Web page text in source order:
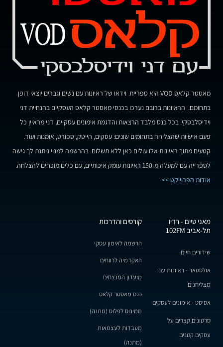
מאסטר קלאס VOD היא ספריית וידאו של ראיונות עם נשים וגברים יוצאי דופן
בתחומם. הראיונות ברובם נערכו בכנסי מאסטר קלאס העסקיים בהנחיית דני
וידיסלבסקי. בכל כנס מלבד הרצאות והדגמת אימונים עסקיים, דני מראיין כל
פעם אישיות שהצליחה בתחומים שונים: עסקים, הייטק, ספורט, אומנות ועוד.
קטעים מתוך ראיונות אלו עולים כאן ללא תשלום. בהרשמה למנוי ניתנת לך גישה
לספרייה עם למעלה מ-150 ראיונות עומק איכותיים, עם כלים מוכחים להצלחה.
אודות הפרוייקט >>
מאני טיים - רדיו
תל-אביב 102FM
שידורים חיים
אולסטאר - ראיונות עם
מצליחנים
אסיסט - אימונים לעסקים
סרטונים קצרים על
עסקים קטנים
קורסים והדרכות
הרשמה לאימון עסקי
האקדמיה לרווחים
מועדון המנצחים
כנס מאסטר קלאס
ממינוס לפלוס (מתנה)
מעבדות לעצמאות
(מתנה)